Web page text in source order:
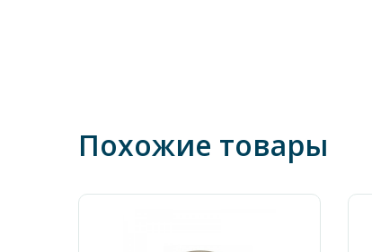
Похожие товары